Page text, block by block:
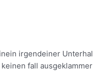
irgendeiner
fall